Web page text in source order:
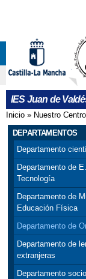
IES Juan de
Se
Inicio » Nuestro Centro
DEPARTAMENTOS
Departamento
Departamento de
Tecnología
Departamento de
Educación Física
Departamento de
Departamento de
extranjeras
Departamento